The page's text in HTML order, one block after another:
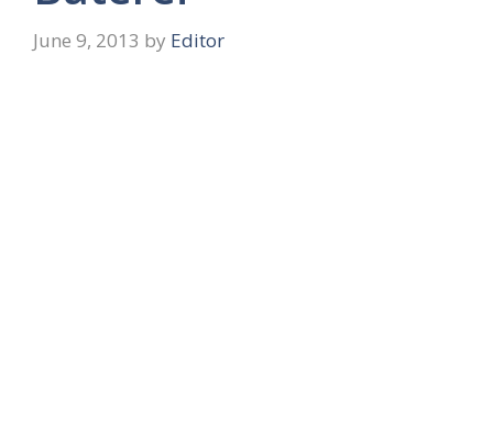
June 9, 2013 by Editor